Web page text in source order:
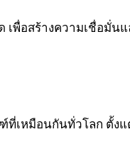
อสร้างความเชื่อมั่น
เหมือนกันทั่วโลก ตั้